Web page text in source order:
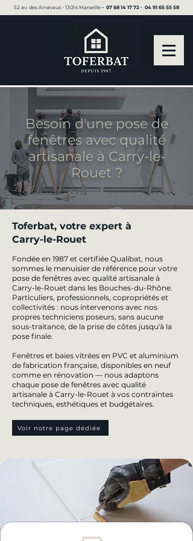
52 av. des Arnavaux - 13014 Marseille ▪︎ 07 68 14 17 72 ▪︎ 04 91 65 55 58
Besoin d'une pose de
fenêtres avec qualité
artisanale à Carry-le-
Rouet ?
Toferbat, votre expert à
Carry-le-Rouet
Fondée en 1987 et certifiée Qualibat, nous
sommes le menuisier de référence pour votre
pose de fenêtres avec qualité artisanale à
Carry-le-Rouet dans les Bouches-du-Rhône.
Particuliers, professionnels, copropriétés et
collectivités : nous intervenons avec nos
propres techniciens poseurs, sans aucune
sous-traitance, de la prise de côtes jusqu'à la
pose finale.
Fenêtres et baies vitrées en PVC et aluminium
de fabrication française, disponibles en neuf
comme en rénovation — nous adaptons
chaque pose de fenêtres avec qualité
artisanale à Carry-le-Rouet à vos contraintes
techniques, esthétiques et budgétaires.
Voir notre page dédiée